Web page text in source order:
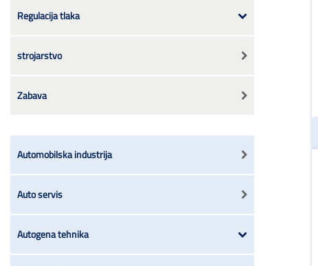
Regulacija tlaka
strojarstvo
Zabava
Automobilska industrija
Auto servis
Autogena tehnika